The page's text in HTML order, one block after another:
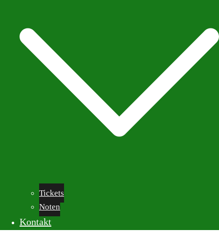
Tickets
Noten
Kontakt